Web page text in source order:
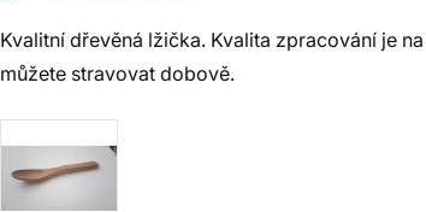
Kvalitní dřevěná lžička. Kvalita zpracování je
můžete stravovat dobově.